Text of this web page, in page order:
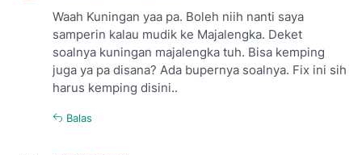
Waah Kuningan yaa pa. Boleh niih nanti saya
samperin kalau mudik ke Majalengka. Deket
soalnya kuningan majalengka tuh. Bisa kemping
juga ya pa disana? Ada bupernya soalnya. Fix ini sih
harus kemping disini..
Balas